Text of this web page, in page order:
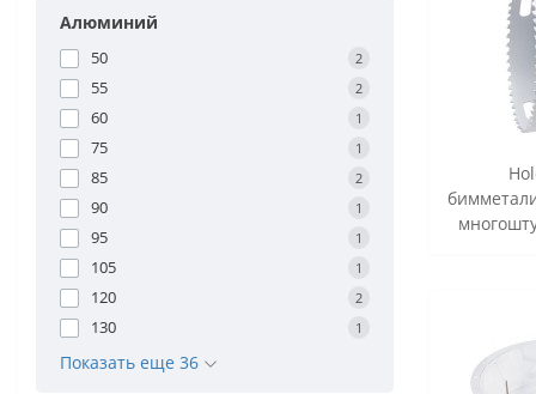
Алюминий
50 2
55 2
60 1
75 1
85 2
90 1
95 1
105 1
120 2
130 1
Показать еще 36